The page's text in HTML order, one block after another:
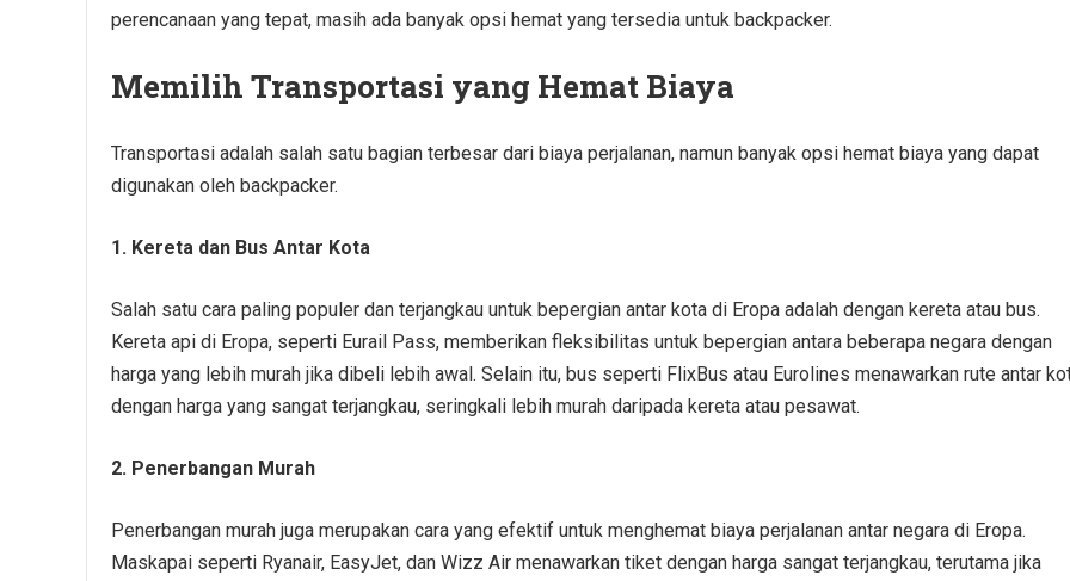
perencanaan yang tepat, masih ada banyak opsi hemat yang tersedia untuk backpacker.
Memilih Transportasi yang Hemat Biaya
Transportasi adalah salah satu bagian terbesar dari biaya perjalanan, namun banyak opsi hemat biaya yang dapat
digunakan oleh backpacker.
1. Kereta dan Bus Antar Kota
Salah satu cara paling populer dan terjangkau untuk bepergian antar kota di Eropa adalah dengan kereta atau bus.
Kereta api di Eropa, seperti Eurail Pass, memberikan fleksibilitas untuk bepergian antara beberapa negara dengan
harga yang lebih murah jika dibeli lebih awal. Selain itu, bus seperti FlixBus atau Eurolines menawarkan rute antar
dengan harga yang sangat terjangkau, seringkali lebih murah daripada kereta atau pesawat.
2. Penerbangan Murah
Penerbangan murah juga merupakan cara yang efektif untuk menghemat biaya perjalanan antar negara di Eropa.
Maskapai seperti Ryanair, EasyJet, dan Wizz Air menawarkan tiket dengan harga sangat terjangkau, terutama jika